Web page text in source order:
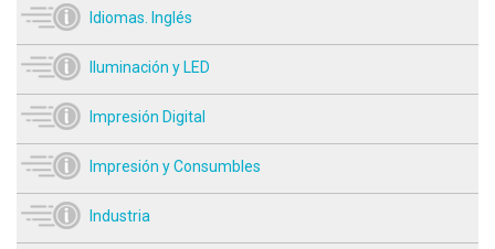
Idiomas. Inglés
Iluminación y LED
Impresión Digital
Impresión y Consumbles
Industria